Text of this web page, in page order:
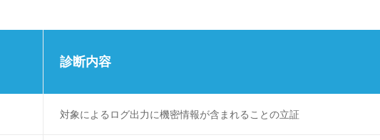
診断内容
対象によるログ出力に機密情報が含まれることの立証